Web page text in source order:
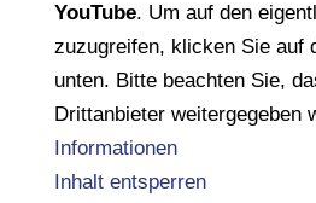
YouTube. Um auf den
zuzugreifen, klicken Sie auf
unten. Bitte beachten Sie,
Drittanbieter weitergegeben
Informationen
Inhalt entsperren